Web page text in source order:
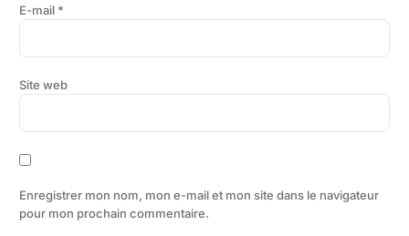
E-mail *
Site web
Enregistrer mon nom, mon e-mail et mon site dans le navigateur
pour mon prochain commentaire.